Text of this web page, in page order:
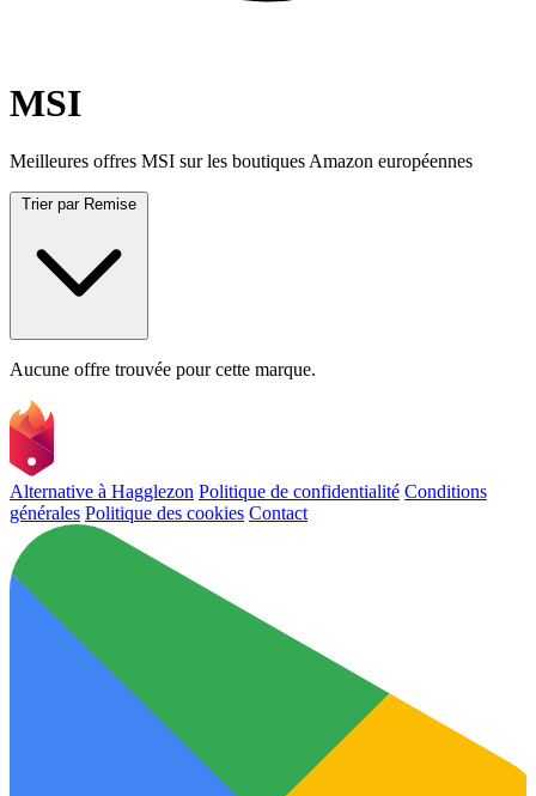
MSI
Meilleures offres MSI sur les boutiques Amazon européennes
Trier par Remise
Aucune offre trouvée pour cette marque.
Alternative à Hagglezon Politique de confidentialité Conditions
générales Politique des cookies Contact